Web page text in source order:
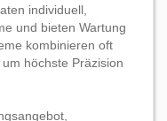
individuell,
und bieten Wartung
kombinieren oft
höchste Präzision